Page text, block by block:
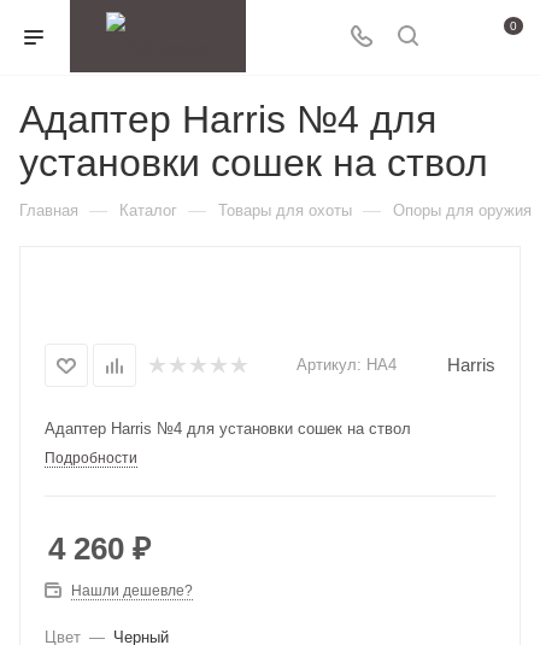
0
Адаптер Harris №4 для
установки сошек на ствол
Главная — Каталог — Товары для охоты — Опоры для оружия
Артикул: HA4 Harris
Адаптер Harris №4 для установки сошек на ствол
Подробности
4 260 ₽
Нашли дешевле?
Цвет — Черный